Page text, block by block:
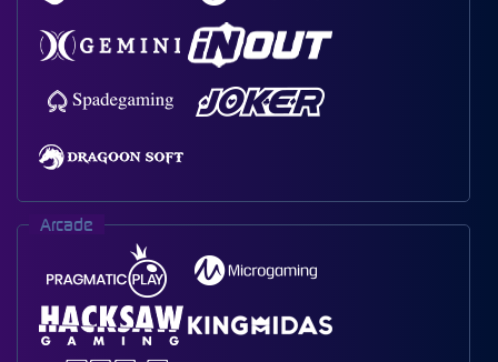
Arcade